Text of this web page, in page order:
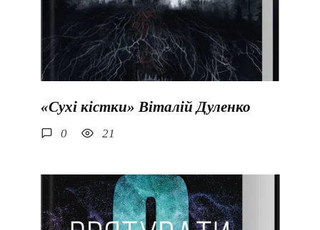
«Сухі кістки» Віталій Дуленко
0 21